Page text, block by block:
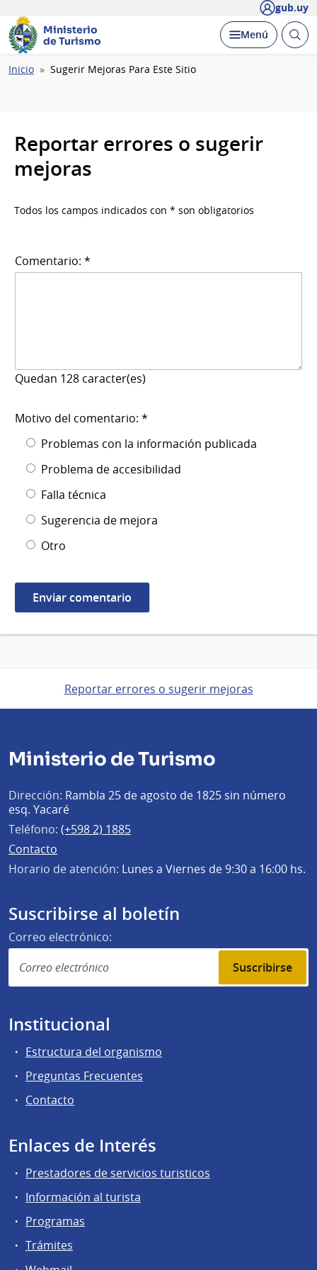
gub.uy
Ministerio
de Turismo
Desplegar
Menú Abrir
Ruta
Inicio Sugerir Mejoras Para Este Sitio
Reportar errores o sugerir
mejoras
Todos los campos indicados con * son obligatorios
Comentario: *
Quedan 128 caracter(es)
Motivo del comentario: *
Problemas con la información publicada
Problema de accesibilidad
Falla técnica
Sugerencia de mejora
Otro
Reportar errores o sugerir mejoras
Ministerio de Turismo
Dirección: Rambla 25 de agosto de 1825 sin número
esq. Yacaré
Teléfono: (+598 2) 1885
Contacto
Horario de atención: Lunes a Viernes de 9:30 a 16:00 hs.
Suscribirse al boletín
Correo electrónico:
Suscribirse
Institucional
Estructura del organismo
Preguntas Frecuentes
Contacto
Enlaces de Interés
Prestadores de servicios turisticos
Información al turista
Programas
Trámites